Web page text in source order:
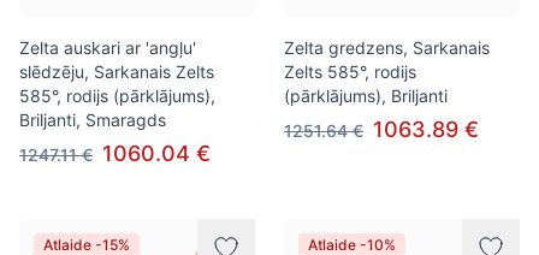
Zelta auskari ar 'angļu'
slēdzēju, Sarkanais Zelts
585°, rodijs (pārklājums),
Briljanti, Smaragds
1247.11 € 1060.04 €
Zelta gredzens, Sarkanais
Zelts 585°, rodijs
(pārklājums), Briljanti
1251.64 € 1063.89 €
Atlaide -15% Atlaide -10%